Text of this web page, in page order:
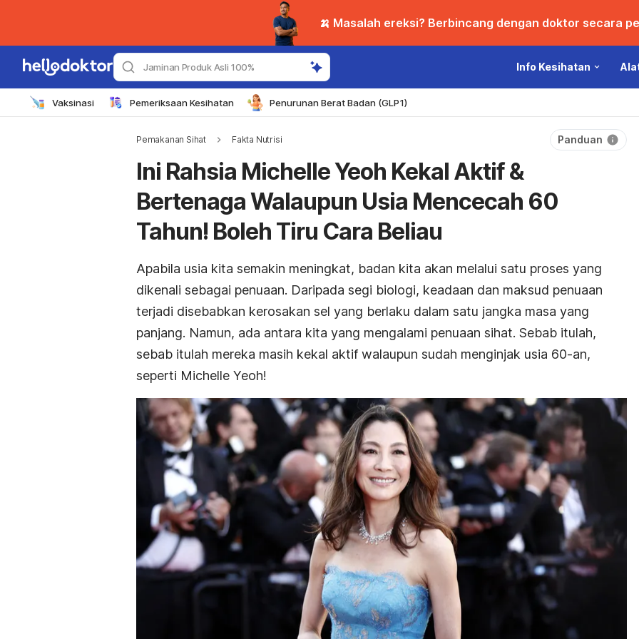
🍌 Masalah ereksi? Berbincang dengan doktor secara
Jaminan Produk Asli 100% Info Kesihatan
Vaksinasi Pemeriksaan Kesihatan Penurunan Berat Badan (GLP1)
Pemakanan Sihat Fakta Nutrisi Panduan
Ini Rahsia Michelle Yeoh Kekal Aktif &
Bertenaga Walaupun Usia Mencecah 60
Tahun! Boleh Tiru Cara Beliau
Apabila usia kita semakin meningkat, badan kita akan melalui satu proses yang
dikenali sebagai penuaan. Daripada segi biologi, keadaan dan maksud penuaan
terjadi disebabkan kerosakan sel yang berlaku dalam satu jangka masa yang
panjang. Namun, ada antara kita yang mengalami penuaan sihat. Sebab itulah,
sebab itulah mereka masih kekal aktif walaupun sudah menginjak usia 60-an,
seperti Michelle Yeoh!